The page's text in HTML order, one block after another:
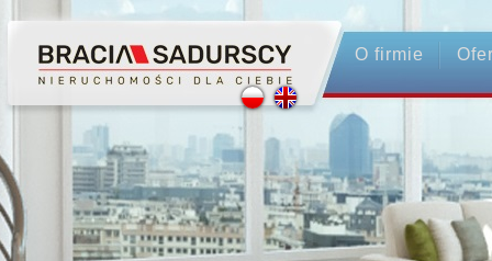
O firmie
Profesjonalne Pośrednictwo